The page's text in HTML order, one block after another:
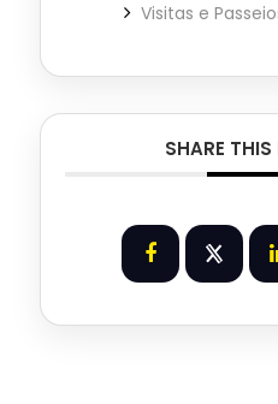
Visitas e
SHARE THIS